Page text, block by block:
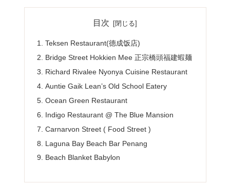
目次
Teksen Restaurant(德成饭店)
Bridge Street Hokkien Mee 正宗橋頭福建蝦麺
Richard Rivalee Nyonya Cuisine Restaurant
Auntie Gaik Lean’s Old School Eatery
Ocean Green Restaurant
Indigo Restaurant @ The Blue Mansion
Carnarvon Street ( Food Street )
Laguna Bay Beach Bar Penang
Beach Blanket Babylon